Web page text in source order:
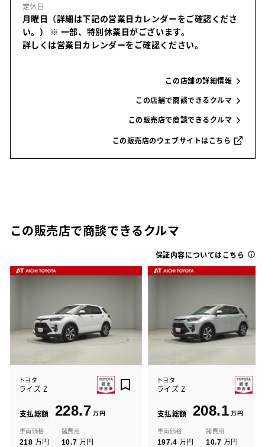
定休日
月曜日（詳細は下記の営業日カレンダーをご確認くださ
い。）
※ 一部、特別休業日がございます。
詳しくは営業日カレンダーをご確認ください。
この店舗の詳細情報
この店舗で商談できるクルマ
この販売店で商談できるクルマ
この販売店のウェブサイトはこちら
この販売店で商談できるクルマ
保証内容についてはこちら
トヨタ
ライズ Z
支払総額 228.7 万円
車両価格
218 万円
諸費用
10.7 万円
トヨタ
ライズ Z
支払総額 208.1 万円
車両価格
197.4 万円
諸費用
10.7 万円